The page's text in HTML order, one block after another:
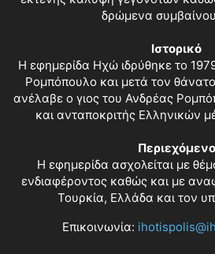
δρώμενα
Ιστορικό
Η εφημερίδα Ηχώ ιδρύθηκε το
Ρομπόπουλο και μετά τον
ανέλαβε ο γιος του Ανδρέας
και ανταποκριτής Ελληνικών
Περιεχόμενο
Η εφημερίδα ασχολείται με
ενδιαφέροντος καθώς και με
Τουρκία, Ελλάδα και τον
Επικοινωνία: